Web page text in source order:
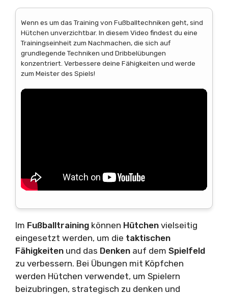
Wenn es um das Training von Fußballtechniken geht, sind
Hütchen unverzichtbar. In diesem Video findest du eine
Trainingseinheit zum Nachmachen, die sich auf
grundlegende Techniken und Dribbelübungen
konzentriert. Verbessere deine Fähigkeiten und werde
zum Meister des Spiels!
Im Fußballtraining können Hütchen vielseitig
eingesetzt werden, um die taktischen
Fähigkeiten und das Denken auf dem Spielfeld
zu verbessern. Bei Übungen mit Köpfchen
werden Hütchen verwendet, um Spielern
beizubringen, strategisch zu denken und